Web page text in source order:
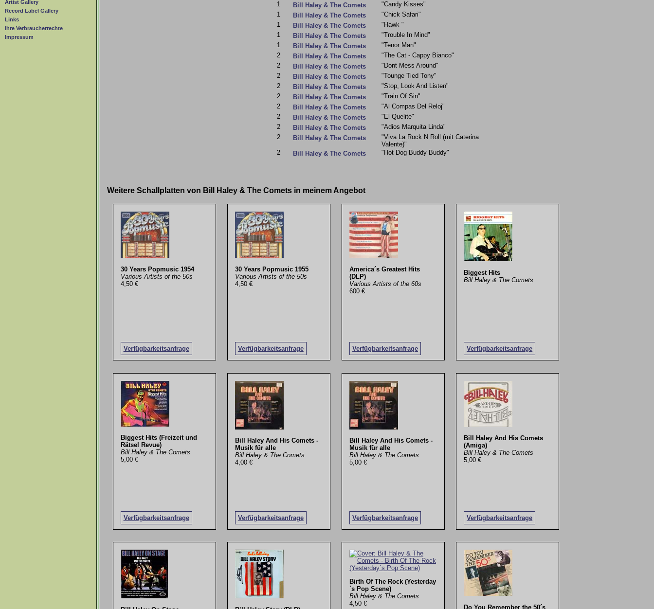
Artist Gallery
Record Label Gallery
Links
Ihre Verbraucherrechte
Impressum
1
Bill Haley & The Comets
"Candy Kisses"
1
Bill Haley & The Comets
"Chick Safari"
1
Bill Haley & The Comets
"Hawk "
1
Bill Haley & The Comets
"Trouble In Mind"
1
Bill Haley & The Comets
"Tenor Man"
2
Bill Haley & The Comets
"The Cat - Cappy Bianco"
2
Bill Haley & The Comets
"Dont Mess Around"
2
Bill Haley & The Comets
"Tounge Tied Tony"
2
Bill Haley & The Comets
"Stop, Look And Listen"
2
Bill Haley & The Comets
"Train Of Sin"
2
Bill Haley & The Comets
"Al Compas Del Reloj"
2
Bill Haley & The Comets
"El Quelite"
2
Bill Haley & The Comets
"Adios Marquita Linda"
2
Bill Haley & The Comets
"Viva La Rock N Roll (mit Caterina
Valente)"
2
Bill Haley & The Comets "Hot Dog Buddy Buddy"
Weitere Schallplatten von Bill Haley & The Comets in meinem Angebot
30 Years Popmusic 1954
Various Artists of the 50s
4,50 €
Verfügbarkeitsanfrage
30 Years Popmusic 1955
Various Artists of the 50s
4,50 €
Verfügbarkeitsanfrage
America´s Greatest Hits
(DLP)
Various Artists of the 60s
600 €
Verfügbarkeitsanfrage
Biggest Hits
Bill Haley & The Comets
Verfügbarkeitsanfrage
Biggest Hits (Freizeit und
Rätsel Revue)
Bill Haley & The Comets
5,00 €
Verfügbarkeitsanfrage
Bill Haley And His Comets -
Musik für alle
Bill Haley & The Comets
4,00 €
Verfügbarkeitsanfrage
Bill Haley And His Comets -
Musik für alle
Bill Haley & The Comets
5,00 €
Verfügbarkeitsanfrage
Bill Haley And His Comets
(Amiga)
Bill Haley & The Comets
5,00 €
Verfügbarkeitsanfrage
Birth Of The Rock (Yesterday
´s Pop Scene)
Bill Haley & The Comets
4,50 €
Do You Remember the 50´s